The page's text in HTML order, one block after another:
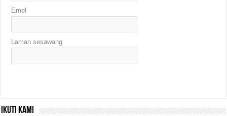
Emel
Laman sesawang
Ikuti kami